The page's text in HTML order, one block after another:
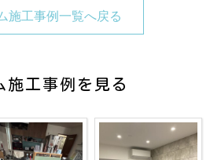
施工事例一覧へ戻る
施工事例を見る